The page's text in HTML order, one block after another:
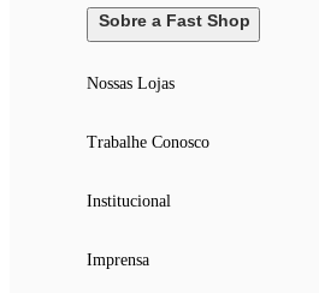
Sobre a Fast Shop
Nossas Lojas
Trabalhe Conosco
Institucional
Imprensa